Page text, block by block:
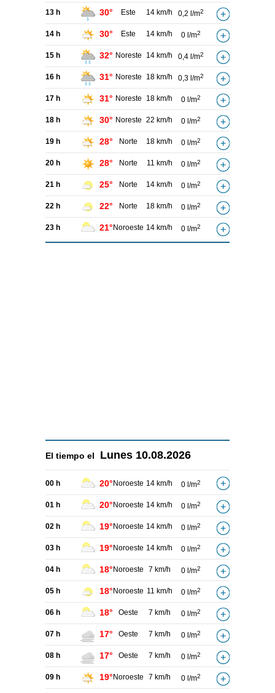
13 h 30° Este 14 km/h 0,2 l/m2
14 h 30° Este 14 km/h 0 l/m2
15 h 32° Noreste 14 km/h 0,4 l/m2
16 h 31° Noreste 18 km/h 0,3 l/m2
17 h 31° Noreste 18 km/h 0 l/m2
18 h 30° Noreste 22 km/h 0 l/m2
19 h 28° Norte 18 km/h 0 l/m2
20 h 28° Norte 11 km/h 0 l/m2
21 h 25° Norte 14 km/h 0 l/m2
22 h 22° Norte 18 km/h 0 l/m2
23 h 21° Noroeste 14 km/h 0 l/m2
El tiempo el Lunes 10.08.2026
00 h 20° Noroeste 14 km/h 0 l/m2
01 h 20° Noroeste 14 km/h 0 l/m2
02 h 19° Noroeste 14 km/h 0 l/m2
03 h 19° Noroeste 14 km/h 0 l/m2
04 h 18° Noroeste 7 km/h 0 l/m2
05 h 18° Noroeste 11 km/h 0 l/m2
06 h 18° Oeste 7 km/h 0 l/m2
07 h 17° Oeste 7 km/h 0 l/m2
08 h 17° Oeste 7 km/h 0 l/m2
09 h 19° Noroeste 7 km/h 0 l/m2